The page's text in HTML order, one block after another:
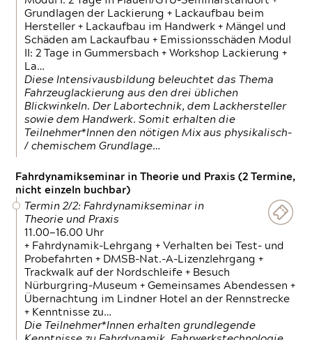
Grundlagen der Lackierung + Lackaufbau beim
Hersteller + Lackaufbau im Handwerk + Mängel und
Schäden am Lackaufbau + Emissionsschäden Modul
II: 2 Tage in Gummersbach + Workshop Lackierung +
La…
Diese Intensivausbildung beleuchtet das Thema
Fahrzeuglackierung aus den drei üblichen
Blickwinkeln. Der Labortechnik, dem Lackhersteller
sowie dem Handwerk. Somit erhalten die
Teilnehmer*Innen den nötigen Mix aus physikalisch-
/ chemischem Grundlage…
Fahrdynamikseminar in Theorie und Praxis (2 Termine,
nicht einzeln buchbar)
Termin 2/2: Fahrdynamikseminar in
Theorie und Praxis
11.00—16.00 Uhr
+ Fahrdynamik-Lehrgang + Verhalten bei Test- und
Probefahrten + DMSB-Nat.-A-Lizenzlehrgang +
Trackwalk auf der Nordschleife + Besuch
Nürburgring-Museum + Gemeinsames Abendessen +
Übernachtung im Lindner Hotel an der Rennstrecke
+ Kenntnisse zu…
Die Teilnehmer*Innen erhalten grundlegende